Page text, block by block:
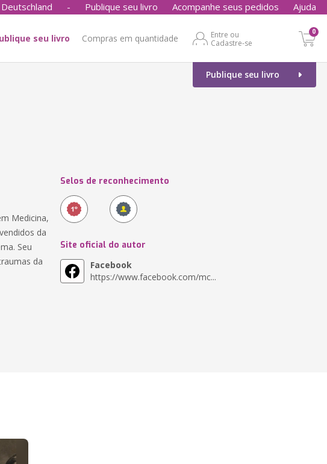
Deutschland - Publique seu livro Acompanhe seus pedidos Ajuda
seu livro Compras em quantidade
Entre ou
Cadastre-se
0
Publique seu livro
Medicina,
da
Seu
da
Selos de reconhecimento
Site oficial do autor
Facebook
https://www.facebook.com/mc...